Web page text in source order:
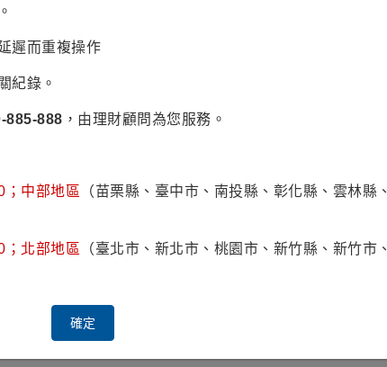
REPO
2026 REPO
01/2026 REPO
遲而重複操作
紀錄。
885-888 ，由理財顧問為您服務。
中部地區
（苗栗縣、臺中市、南投縣、彰化縣、雲林縣、
北部地區
（臺北市、新北市、桃園市、新竹縣、新竹市、
確定